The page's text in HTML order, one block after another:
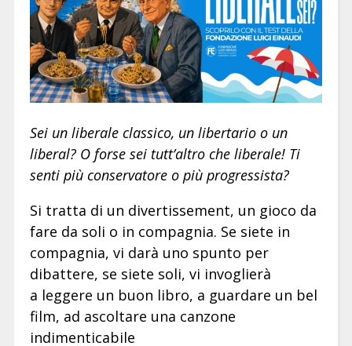
Sei un liberale classico, un libertario o un
liberal? O forse sei tutt’altro che liberale! Ti
senti più conservatore o più progressista?
Si tratta di un divertissement, un gioco da
fare da soli o in compagnia. Se siete in
compagnia, vi darà uno spunto per
dibattere, se siete soli, vi invoglierà
a leggere un buon libro, a guardare un bel
film, ad ascoltare una canzone
indimenticabile